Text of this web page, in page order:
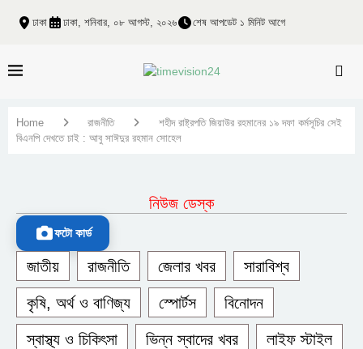
ঢাকা ঢাকা, শনিবার, ০৮ আগস্ট, ২০২৬ শেষ আপডেট ১ মিনিট আগে
Home রাজনীতি
শহীদ রাষ্ট্রপতি জিয়াউর রহমানের ১৯ দফা কর্মসূচির সেই
বিএনপি দেখতে চাই : আবু সাঈদুর রহমান সোহেল
নিউজ ডেস্ক
ফটো কার্ড
জাতীয় রাজনীতি জেলার খবর সারাবিশ্ব
কৃষি, অর্থ ও বাণিজ্য স্পোর্টস বিনোদন
স্বাস্থ্য ও চিকিৎসা ভিন্ন স্বাদের খবর লাইফ স্টাইল